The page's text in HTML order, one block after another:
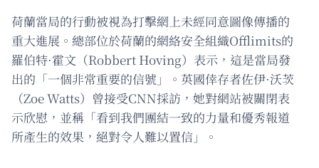
荷蘭當局的行動被視為打擊網上未經同意圖像傳播的
重大進展。總部位於荷蘭的網絡安全組織Offlimits的
羅伯特·霍文（Robbert Hoving）表示，這是當局發
出的「一個非常重要的信號」。英國倖存者佐伊·沃茨
（Zoe Watts）曾接受CNN採訪，她對網站被關閉表
示欣慰，並稱「看到我們團結一致的力量和優秀報道
所產生的效果，絕對令人難以置信」。